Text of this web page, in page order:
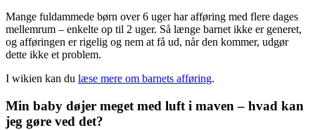
Mange fuldammede børn over 6 uger har afføring med flere dages
mellemrum – enkelte op til 2 uger. Så længe barnet ikke er generet,
og afføringen er rigelig og nem at få ud, når den kommer, udgør
dette ikke et problem.
I wikien kan du læse mere om barnets afføring.
Min baby døjer meget med luft i maven – hvad kan
jeg gøre ved det?